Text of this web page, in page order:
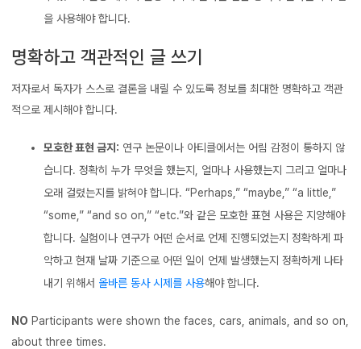
을 사용해야 합니다.
명확하고 객관적인 글 쓰기
저자로서 독자가 스스로 결론을 내릴 수 있도록 정보를 최대한 명확하고 객관
적으로 제시해야 합니다.
모호한 표현 금지: 연구 논문이나 아티클에서는 어림 감정이 통하지 않
습니다. 정확히 누가 무엇을 했는지, 얼마나 사용했는지 그리고 얼마나
오래 걸렸는지를 밝혀야 합니다. “Perhaps,” “maybe,” “a little,”
“some,” “and so on,” “etc.”와 같은 모호한 표현 사용은 지양해야
합니다. 실험이나 연구가 어떤 순서로 언제 진행되었는지 정확하게 파
악하고 현재 날짜 기준으로 어떤 일이 언제 발생했는지 정확하게 나타
내기 위해서 올바른 동사 시제를 사용해야 합니다.
NO Participants were shown the faces, cars, animals, and so on,
about three times.